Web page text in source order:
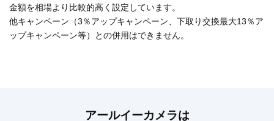
金額を相場より比較的高く設定しています。
他キャンペーン（3％アップキャンペーン、下取り交換最大13％ア
ップキャンペーン等）との併用はできません。
アールイーカメラは